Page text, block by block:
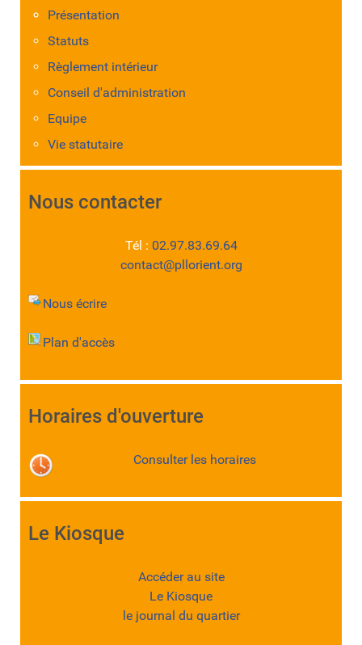
Présentation
Statuts
Règlement intérieur
Conseil d'administration
Equipe
Vie statutaire
Nous contacter
Tél : 02.97.83.69.64
contact@pllorient.org
Nous écrire
Plan d'accès
Horaires d'ouverture
Consulter les horaires
Le Kiosque
Accéder au site
Le Kiosque
le journal du quartier